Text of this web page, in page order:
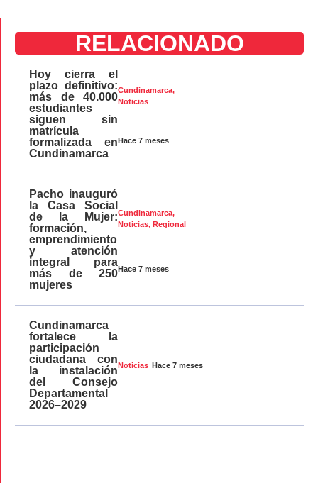
RELACIONADO
Cundinamarca,
Noticias
Hace 7 meses
Hoy cierra el
plazo definitivo:
más de 40.000
estudiantes
siguen sin
matrícula
formalizada en
Cundinamarca
Cundinamarca,
Noticias,Regional
Hace 7 meses
Pacho inauguró
la Casa Social
de la Mujer:
formación,
emprendimiento
y atención
integral para
más de 250
mujeres
Noticias Hace 7 meses
Cundinamarca
fortalece la
participación
ciudadana con
la instalación
del Consejo
Departamental
2026–2029